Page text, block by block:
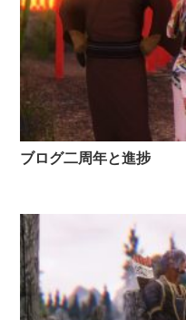
ブログ二周年と進捗